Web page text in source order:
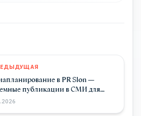
в PR Slon —
публикации в СМИ для
бизнеса